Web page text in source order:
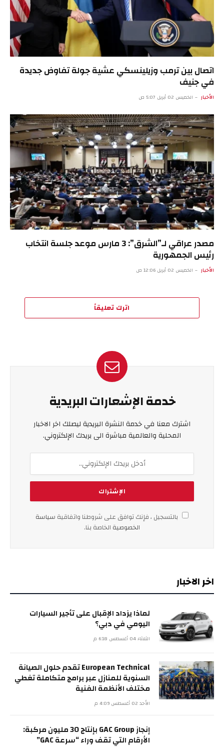
اتصال بين ترمب وزيلينسكي عشية جولة تفاوض جديدة
في جنيف
الأخبار الخميس 02 أبريل 5:07 ص
مصدر عراقي لـ”الشرق”: 3 مارس موعد جلسة انتخاب
رئيس الجمهورية
الأخبار الخميس 02 أبريل 12:06 ص
اترك تعليقاً
خدمة الإشعارات البريدية
اشترك معنا في خدمة النشرة البريدية ليصلك اخر الاخبار
المحلية والعالمية مباشرة الى بريدك الإلكتروني.
بالتسجيل ، فإنك توافق على شروطنا واتفاقية سياسة
الخصوصية الخاصة بنا.
اخر الاخبار
لماذا يزداد الإقبال على تأجير السيارات
اليومي في دبي؟
الثلاثاء 04 أغسطس 6:18 م
European Technical تقدم حلول الصيانة
السنوية للمنازل عبر برامج متكاملة تغطي
مختلف الأنظمة الفنية
الأحد 02 أغسطس 4:09 م
إنجاز GAC Group بإنتاج 30 مليون مركبة:
الأرقام التي تقف وراء “سرعة GAC”